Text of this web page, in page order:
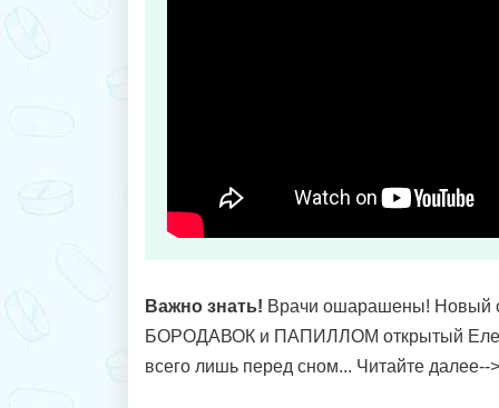
Важно знать! Врачи ошарашены! Новый
БОРОДАВОК и ПАПИЛЛОМ открытый
всего лишь перед сном... Читайте далее-->